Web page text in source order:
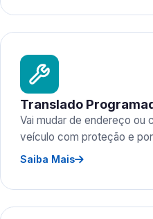
Translado
Vai mudar de endereço ou
veículo com proteção e
Saiba Mais